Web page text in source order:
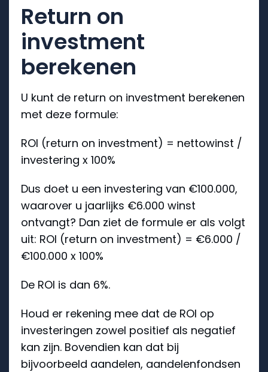
Return on
investment
berekenen
U kunt de return on investment berekenen
met deze formule:
ROI (return on investment) = nettowinst /
investering x 100%
Dus doet u een investering van €100.000,
waarover u jaarlijks €6.000 winst
ontvangt? Dan ziet de formule er als volgt
uit: ROI (return on investment) = €6.000 /
€100.000 x 100%
De ROI is dan 6%.
Houd er rekening mee dat de ROI op
investeringen zowel positief als negatief
kan zijn. Bovendien kan dat bij
bijvoorbeeld aandelen, aandelenfondsen